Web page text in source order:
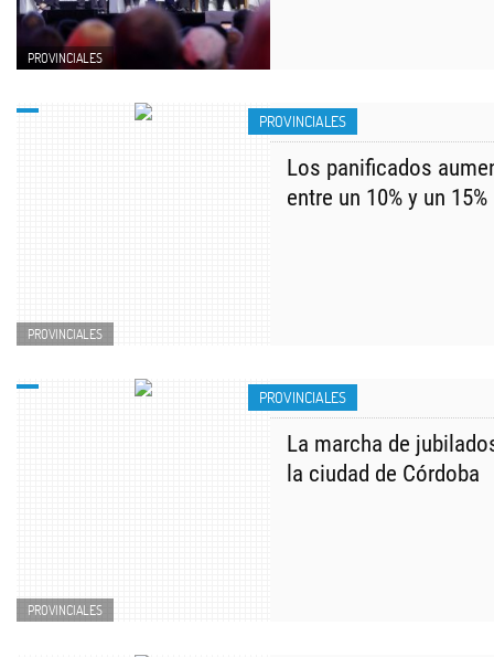
PROVINCIALES
PROVINCIALES
PROVINCIALES
Los panificados
entre un 10% y un 15%
PROVINCIALES
PROVINCIALES
La marcha de
la ciudad de Córdoba